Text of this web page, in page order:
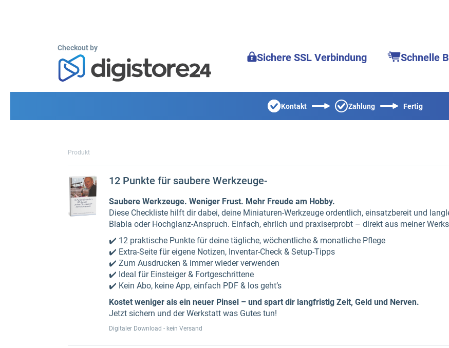
Checkout by
Sichere SSL Verbindung Schnelle
Kontakt Zahlung Fertig
Produkt
12 Punkte für saubere Werkzeuge-
Saubere Werkzeuge. Weniger Frust. Mehr Freude am Hobby.
Diese Checkliste hilft dir dabei, deine Miniaturen-Werkzeuge ordentlich, einsatzbereit und
Blabla oder Hochglanz-Anspruch. Einfach, ehrlich und praxiserprobt – direkt aus meiner
✔️ 12 praktische Punkte für deine tägliche, wöchentliche & monatliche Pflege
✔️ Extra-Seite für eigene Notizen, Inventar-Check & Setup-Tipps
✔️ Zum Ausdrucken & immer wieder verwenden
✔️ Ideal für Einsteiger & Fortgeschrittene
✔️ Kein Abo, keine App, einfach PDF & los geht’s
Kostet weniger als ein neuer Pinsel – und spart dir langfristig Zeit, Geld und Nerven.
Jetzt sichern und der Werkstatt was Gutes tun!
Digitaler Download - kein Versand